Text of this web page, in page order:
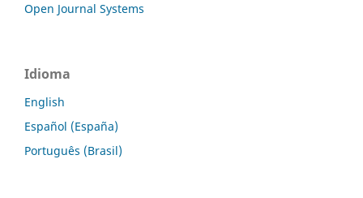
Open Journal Systems
Idioma
English
Español (España)
Português (Brasil)